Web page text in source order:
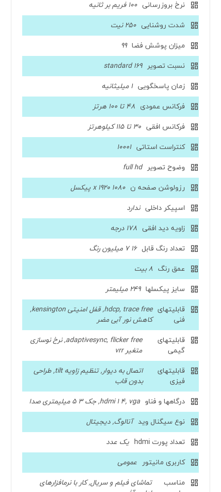
نرخ بروزرسانی 100 فریم بر ثانیه
شدت روشنایی 250 نیت
میزان پوشش فضا 99
نسبت تصویر 169 standard
زمان پاسخگویی 1 میلیثانیه
فرکانس عمودی 48 تا 100 هرتز
فرکانس افقی 30 تا 115 کیلوهرتز
کنتراست استاتی 10001
وضوح تصویر full hd
رزولوشن صفحه ن 1080 x 1920 پیکسل
اسپیکر داخلی ندارد
زاویه دید افقی 178 درجه
تعداد رنگ قابل 16 7 میلیون رنگ
عمق رنگ 8 بیت
سایز پیکسلها 249 میلیمتر
قابلیتهای
فنی
hdcp, trace free, قفل امنیتی kensington,
کاهش نور آبی مضر
قابلیتهای
گیمی
adaptivesync, flicker free, نرخ نوسازی
متغیر vrr
قابلیتهای
فیزی
اتصال به دیوار, تنظیم زاویه tilt, طراحی
بدون قاب
درگاهها و فناو hdmi 1 4, vga, جک 3 5 میلیمتری صدا
نوع سیگنال وید آنالوگ, دیجیتال
تعداد پورت hdmi یک عدد
کاربری مانیتور عمومی
مناسب
تماشای فیلم و سریال, کار با نرمافزارهای